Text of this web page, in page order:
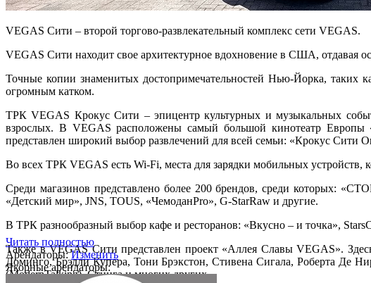
VEGAS Сити – второй торгово-развлекательный комплекс сети VEGAS.
VEGAS Сити находит свое архитектурное вдохновение в США, отдавая
Точные копии знаменитых достопримечательностей Нью-Йорка, таких
огромным катком.
ТРК VEGAS Крокус Сити – эпицентр культурных и музыкальных
взрослых. В VEGAS расположены самый большой кинотеатр Европы
представлен широкий выбор развлечений для всей семьи: «Крокус
Во всех ТРК VEGAS есть Wi-Fi, места для зарядки мобильных
Среди магазинов представлено более 200 брендов, среди которых:
«Детский мир», JNS, TOUS, «ЧемоданPro», G-StarRaw и другие.
В ТРК разнообразный выбор кафе и ресторанов: «Вкусно – и точка»,
Также в VEGAS Сити представлен проект «Аллея Славы VEGAS».
Доминго, Брэдли Купера, Тони Брэкстон, Стивена Сигала, Роберта Де
(ModernTalking), Стинга и многих других.
Читать полностью
Арендаторы:Изменить
Якорные арендаторы: